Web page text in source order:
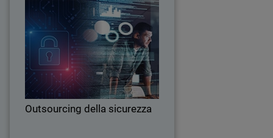
Thumbnail
Outsourcing della sicurezza
Outsourcing della sicurezza
Body
Il modello di outsourcing della sicurezza
offre coerenza nel monitoraggio delle
minacce, nonché capacità IT estese,
senza incrementare il costo totale di